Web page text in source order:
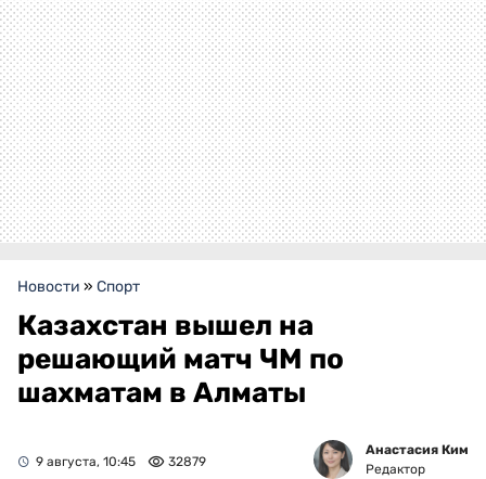
Новости » Спорт
Казахстан вышел на
решающий матч ЧМ по
шахматам в Алматы
9 августа, 10:45 32879
Анастасия Ким
Редактор